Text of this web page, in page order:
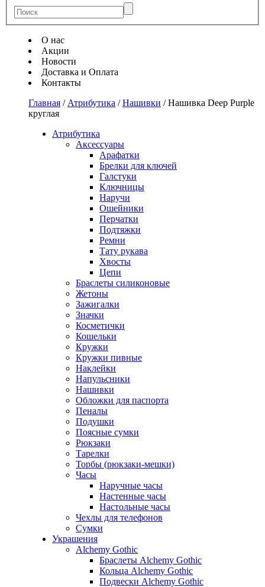
О нас
Акции
Новости
Доставка и Оплата
Контакты
Главная / Атрибутика /Нашивки /Нашивка Deep Purple
круглая
Атрибутика
Аксессуары
Арафатки
Брелки для ключей
Галстуки
Ключницы
Наручи
Ошейники
Перчатки
Подтяжки
Ремни
Тату рукава
Хвосты
Цепи
Браслеты силиконовые
Жетоны
Зажигалки
Значки
Косметички
Кошельки
Кружки
Кружки пивные
Наклейки
Напульсники
Нашивки
Обложки для паспорта
Пеналы
Подушки
Поясные сумки
Рюкзаки
Тарелки
Торбы (рюкзаки-мешки)
Часы
Наручные часы
Настенные часы
Настольные часы
Чехлы для телефонов
Сумки
Украшения
Alchemy Gothic
Браслеты Alchemy Gothic
Кольца Alchemy Gothic
Подвески Alchemy Gothic